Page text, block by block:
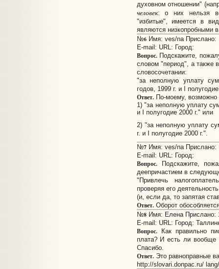
духовном отношении"
человек: о них нельзя
"избитые", имеется в
являются низкопробными
№6Имя: ves/na Прислано:
E-mail: URL: Город:
Вопрос.Подскажите,
словом "период", а также
словосочетании:
"за неполную уплату
годов, 1999 г. и I
Ответ.По-моему, возможно
1) "за неполную уплату
и I полугодие 2000 г." или
2) "за неполную уплату
г. и I полугодие 2000 г.".
№7Имя: ves/na Прислано:
E-mail: URL: Город:
Вопрос.Подскажите,
деепричастием в
"Привлечь
проверяя его
(и, если да, то запятая
Ответ.Оборот
№8Имя: Елена Прислано:
E-mail: URL: Город:
Вопрос.Как правильно
плата? И есть ли вообще
Спасибо.
Ответ.Это равноправные
http://slovari.donpac.ru/